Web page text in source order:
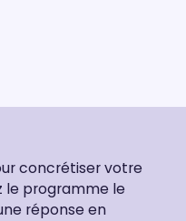
concrétiser votre
le programme le
réponse en